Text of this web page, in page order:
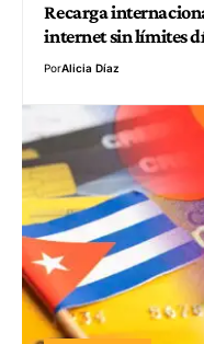
Recarga
internet sin límites
PorAlicia Díaz